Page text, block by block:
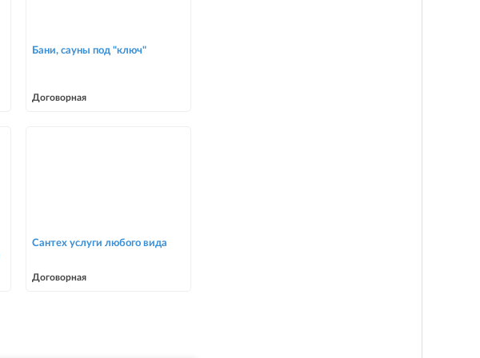
Бани, сауны под "ключ"
Договорная
Сантех услуги любого вида
Договорная